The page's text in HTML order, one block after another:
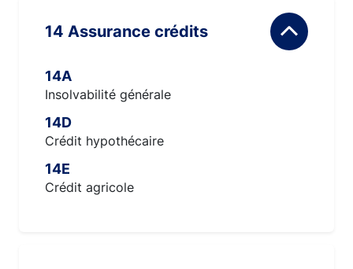
14 Assurance crédits
14A
Insolvabilité générale
14D
Crédit hypothécaire
14E
Crédit agricole